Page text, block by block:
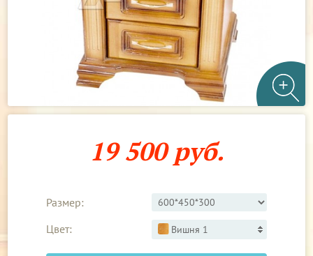
19 500 руб.
Размер:
Цвет:
Вишня 1